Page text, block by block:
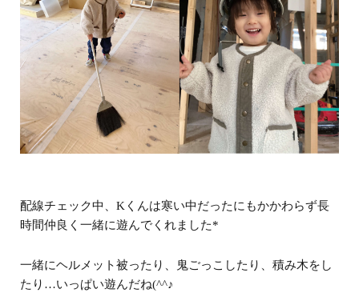
配線チェック中、Kくんは寒い中だったにもかかわらず長
時間仲良く一緒に遊んでくれました*
一緒にヘルメット被ったり、鬼ごっこしたり、積み木をし
たり…いっぱい遊んだね(^^♪